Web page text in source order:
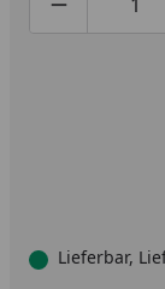
Lieferbar,